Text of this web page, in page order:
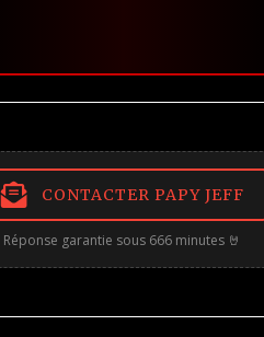
CONTACTER PAPY JEFF
Réponse garantie sous 666 minutes 🤘